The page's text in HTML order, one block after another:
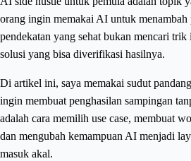
orang ingin memakai AI untuk menambah
pendekatan yang sehat bukan mencari
solusi yang bisa diverifikasi hasilnya.
Di artikel ini, saya memakai sudut
ingin membuat penghasilan sampingan
adalah cara memilih use case, membuat
dan mengubah kemampuan AI menjadi
masuk akal.